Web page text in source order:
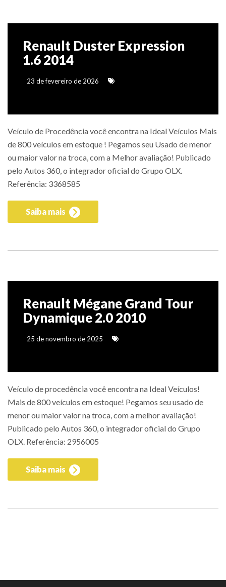
Renault Duster Expression
1.6 2014
23 de fevereiro de 2026
Veículo de Procedência você encontra na Ideal Veículos Mais
de 800 veículos em estoque ! Pegamos seu Usado de menor
ou maior valor na troca, com a Melhor avaliação! Publicado
pelo Autos 360, o integrador oficial do Grupo OLX.
Referência: 3368585
Saiba mais
Renault Mégane Grand Tour
Dynamique 2.0 2010
25 de novembro de 2025
Veículo de procedência você encontra na Ideal Veículos!
Mais de 800 veículos em estoque! Pegamos seu usado de
menor ou maior valor na troca, com a melhor avaliação!
Publicado pelo Autos 360, o integrador oficial do Grupo
OLX. Referência: 2956005
Saiba mais